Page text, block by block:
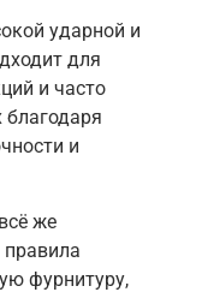
ударной и
для
и часто
благодаря
и
же
фурнитуру,